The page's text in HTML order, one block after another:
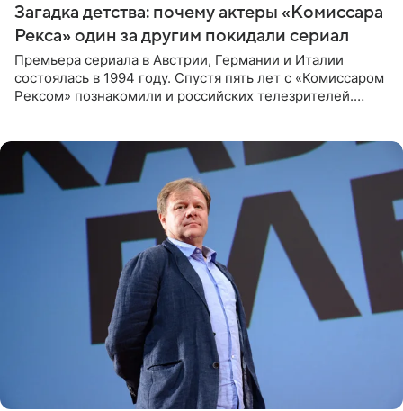
Загадка детства: почему актеры «Комиссара
Рекса» один за другим покидали сериал
Премьера сериала в Австрии, Германии и Италии
состоялась в 1994 году. Спустя пять лет с «Комиссаром
Рексом» познакомили и российских телезрителей.